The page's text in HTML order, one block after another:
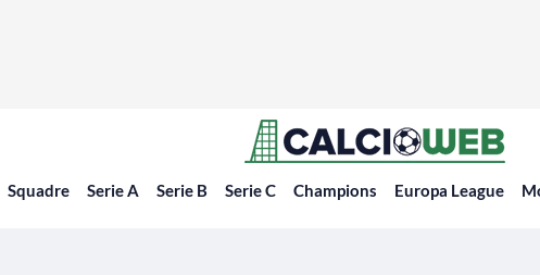
Squadre Serie A Serie B Serie C Champions Europa League